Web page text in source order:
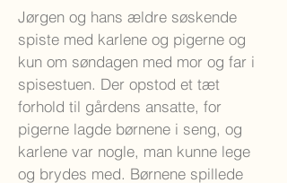
Jørgen og hans ældre søskende
spiste med karlene og pigerne og
kun om søndagen med mor og far i
spisestuen. Der opstod et tæt
forhold til gårdens ansatte, for
pigerne lagde børnene i seng, og
karlene var nogle, man kunne lege
og brydes med. Børnene spillede